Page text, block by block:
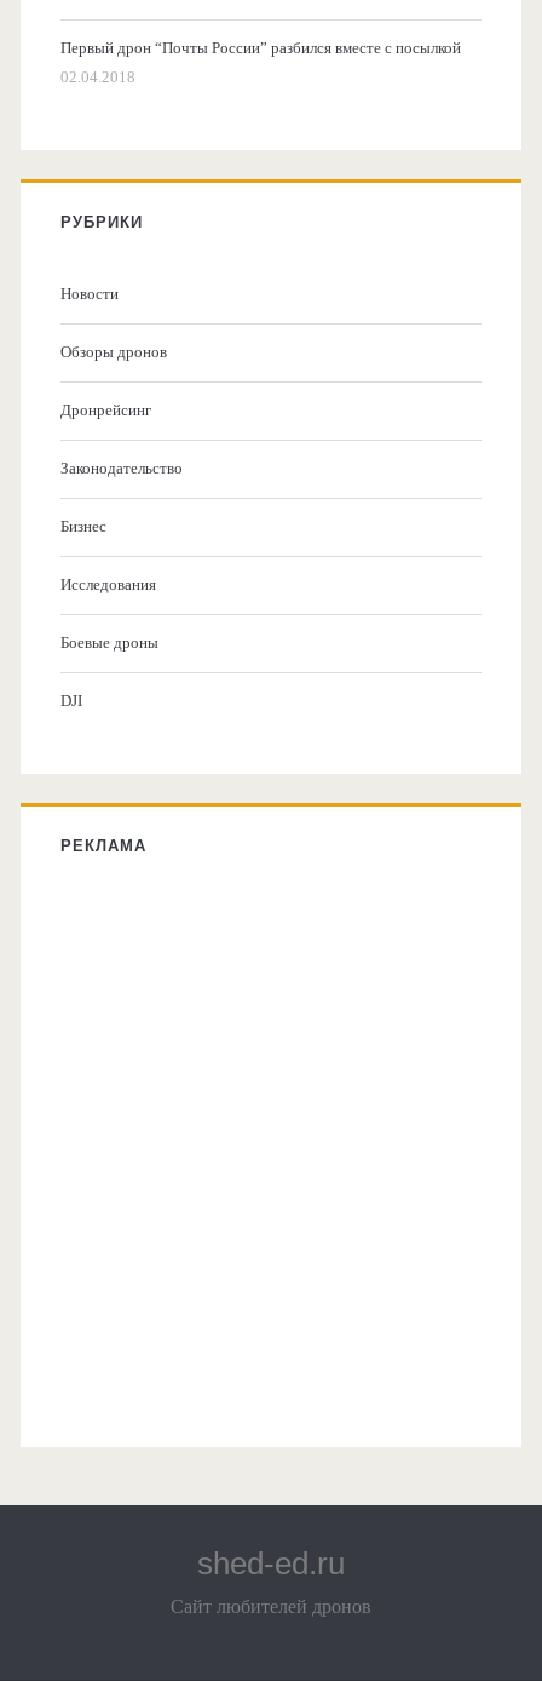
Первый дрон “Почты России” разбился вместе с посылкой
02.04.2018
РУБРИКИ
Новости
Обзоры дронов
Дронрейсинг
Законодательство
Бизнес
Исследования
Боевые дроны
DJI
РЕКЛАМА
shed-ed.ru
Сайт любителей дронов